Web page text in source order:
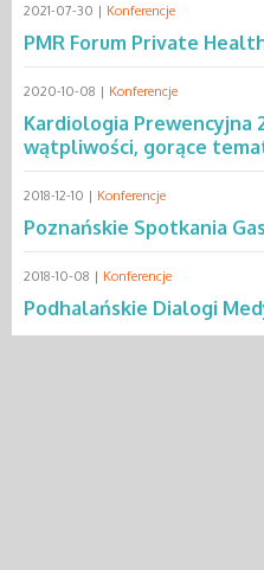
2021-07-30 | Konferencje
PMR Forum Private
2020-10-08 | Konferencje
Kardiologia Prewencyjna
wątpliwości, gorące
2018-12-10 | Konferencje
Poznańskie Spotkania
2018-10-08 | Konferencje
Podhalańskie Dialogi